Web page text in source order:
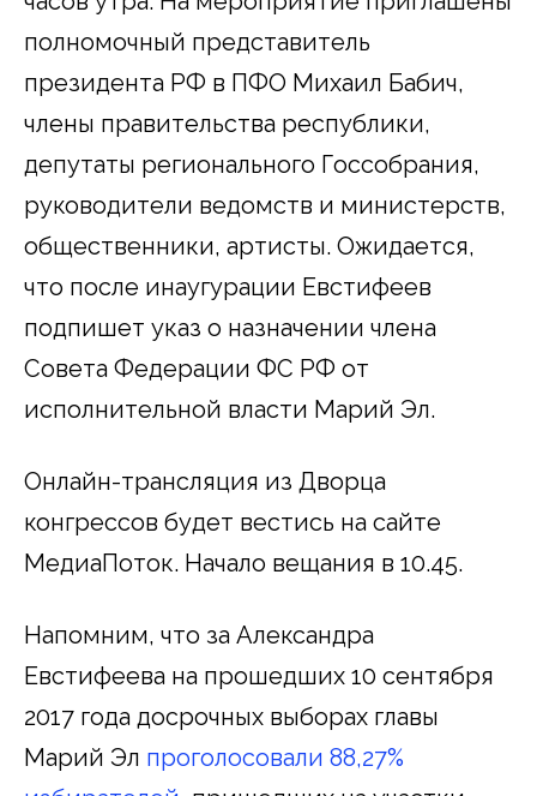
полномочный представитель
президента РФ в ПФО Михаил Бабич,
члены правительства республики,
депутаты регионального Госсобрания,
руководители ведомств и министерств,
общественники, артисты. Ожидается,
что после инаугурации Евстифеев
подпишет указ о назначении члена
Совета Федерации ФС РФ от
исполнительной власти Марий Эл.
Онлайн-трансляция из Дворца
конгрессов будет вестись на сайте
МедиаПоток. Начало вещания в 10.45.
Напомним, что за Александра
Евстифеева на прошедших 10 сентября
2017 года досрочных выборах главы
Марий Эл проголосовали 88,27%